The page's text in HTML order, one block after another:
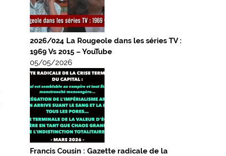
2026/024 La Rougeole dans les séries TV :
1969 Vs 2015 – YouTube
05/05/2026
Francis Cousin : Gazette radicale de la